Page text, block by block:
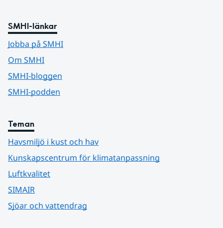
SMHI-länkar
Jobba på SMHI
Om SMHI
SMHI-bloggen
SMHI-podden
Teman
Havsmiljö i kust och hav
Kunskapscentrum för klimatanpassning
Luftkvalitet
SIMAIR
Sjöar och vattendrag